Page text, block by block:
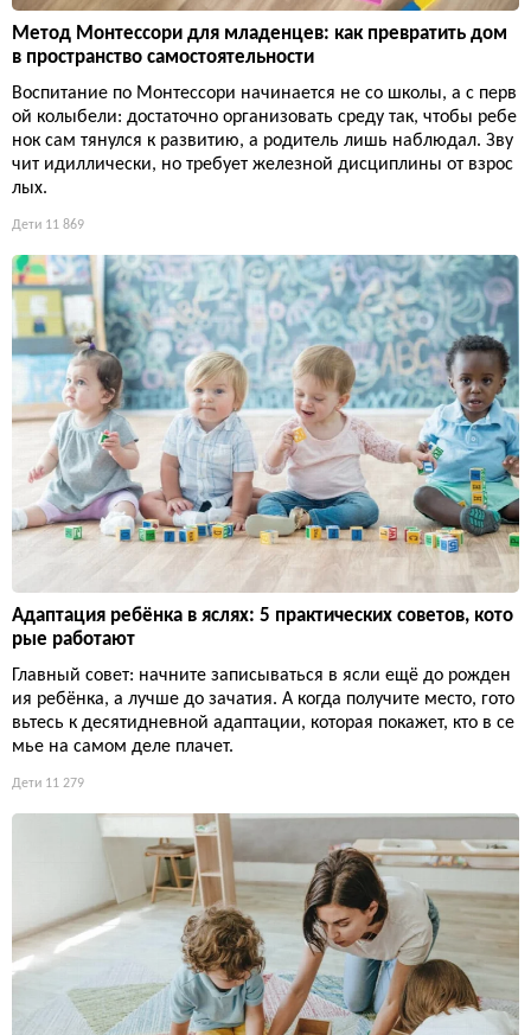
Метод Монтессори для младенцев: как превратить дом
в пространство самостоятельности
Воспитание по Монтессори начинается не со школы, а с перв
ой колыбели: достаточно организовать среду так, чтобы ребе
нок сам тянулся к развитию, а родитель лишь наблюдал. Зву
чит идиллически, но требует железной дисциплины от взрос
лых.
Дети 11 869
Адаптация ребёнка в яслях: 5 практических советов, кото
рые работают
Главный совет: начните записываться в ясли ещё до рожден
ия ребёнка, а лучше до зачатия. А когда получите место, гото
вьтесь к десятидневной адаптации, которая покажет, кто в се
мье на самом деле плачет.
Дети 11 279